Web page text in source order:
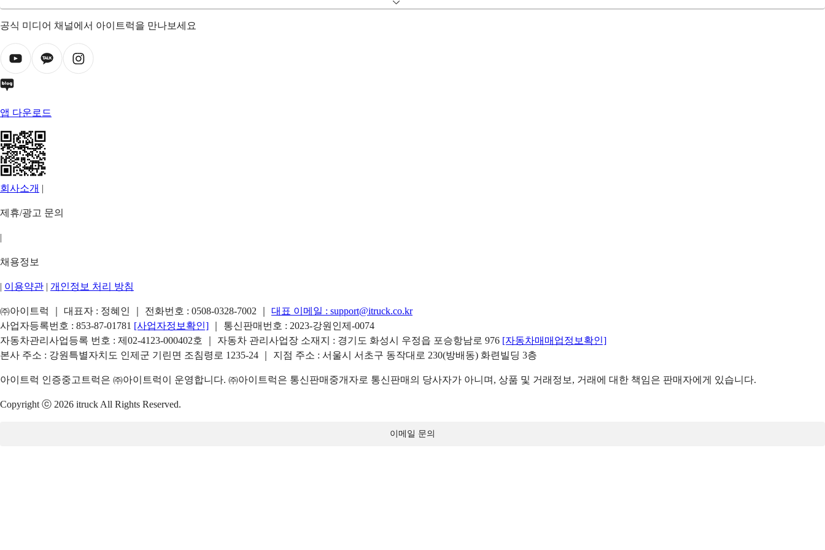
공식 미디어 채널에서 아이트럭을 만나보세요
앱 다운로드
회사소개 |
제휴/광고 문의
|
채용정보
| 이용약관 | 개인정보 처리 방침
㈜아이트럭 ｜ 대표자 : 정혜인 ｜ 전화번호 : 0508-0328-7002 대표 이메일 : support@itruck.co.kr
사업자등록번호 : 853-87-01781 [사업자정보확인]
｜ 통신판매번호 : 2023-강원인제-0074
자동차관리사업등록 번호 : 제02-4123-000402호 ｜ 자동차 관리사업장 소재지 : 경기도 화성시 우정읍 포승항남로 976 [자동차매매업정보확인]
본사 주소 : 강원특별자치도 인제군 기린면 조침령로 1235-24 ｜ 지점 주소 : 서울시 서초구 동작대로 230(방배동) 화련빌딩 3층
아이트럭 인증중고트럭은 ㈜아이트럭이 운영합니다. ㈜아이트럭은 통신판매중개자로 통신판매의 당사자가 아니며, 상품 및 거래정보, 거래에 대한 책임은 판매자에게 있습니다.
Copyright ⓒ 2026 itruck All Rights Reserved.
이메일 문의